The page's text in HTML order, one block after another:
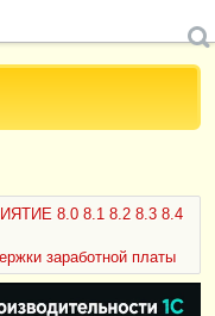
8.0 8.1 8.2 8.3 8.4
заработной платы